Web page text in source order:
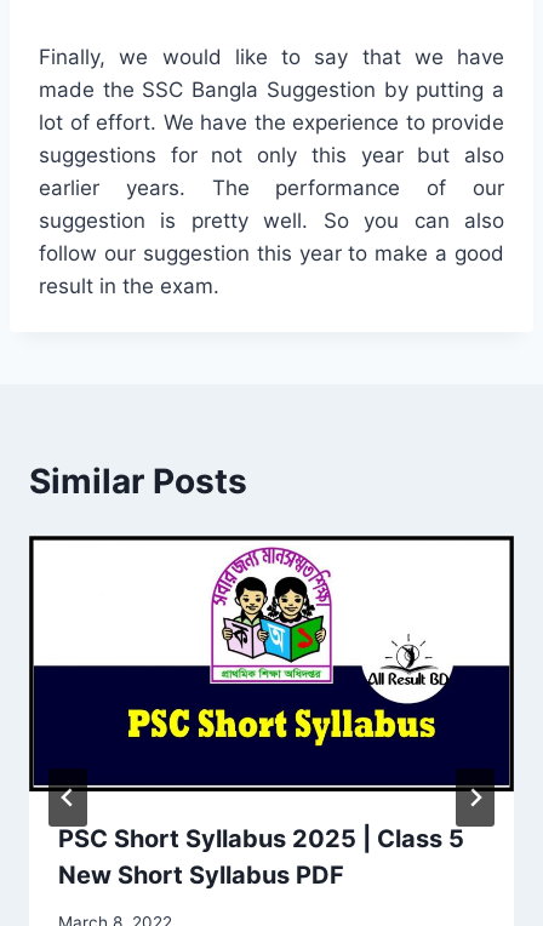
Finally, we would like to say that we have
made the SSC Bangla Suggestion by putting a
lot of effort. We have the experience to provide
suggestions for not only this year but also
earlier years. The performance of our
suggestion is pretty well. So you can also
follow our suggestion this year to make a good
result in the exam.
Similar Posts
PSC Short Syllabus 2025 | Class 5
New Short Syllabus PDF
March 8, 2022